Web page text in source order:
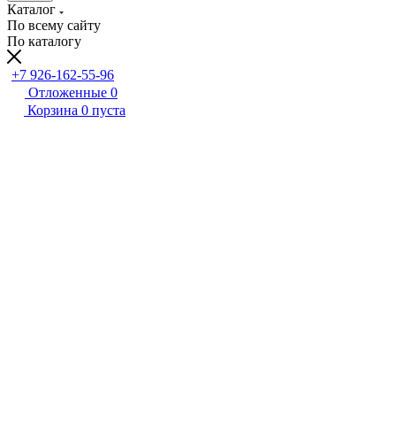
Каталог
По всему сайту
По каталогу
+7 926-162-55-96
Отложенные 0
Корзина 0 пуста